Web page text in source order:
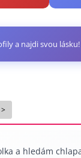
a najdi svou lásku!
>
a hledám